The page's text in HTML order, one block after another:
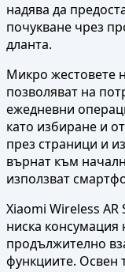
надява да
почукване чрез
дланта.
Микро жестовете
позволяват на
ежедневни
като избиране и
през страници и
върнат към
използват
Xiaomi Wireless
ниска консумация
продължително
функциите. Освен